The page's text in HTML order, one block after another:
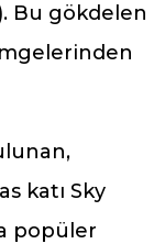
Bu gökdelen
katı Sky
popüler